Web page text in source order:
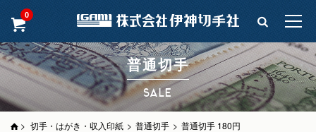
0
普通切手
SALE
> 切手・はがき・収入印紙 > 普通切手 > 普通切手 180円